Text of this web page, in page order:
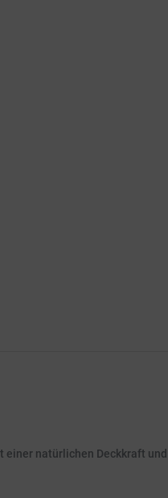
einer natürlichen Deckkraft